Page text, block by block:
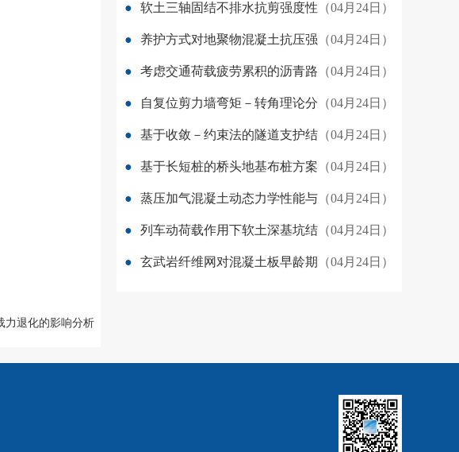
● 软土三轴固结不排水抗剪强度性 （04月24日）
● 养护方式对地聚物混凝土抗压强 （04月24日）
● 考虑交通荷载疲劳累积的沥青路 （04月24日）
● 自复位剪力墙弯矩－转角理论分 （04月24日）
● 基于收敛－约束法的隧道支护结 （04月24日）
● 基于长短桩的桥头地基布桩方案 （04月24日）
● 蒸压加气混凝土动态力学性能与 （04月24日）
● 列车动荷载作用下软土深基坑结 （04月24日）
● 玄武岩纤维网对混凝土板早龄期 （04月24日）
力退化的影响分析